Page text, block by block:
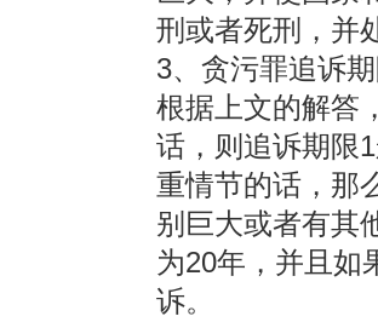
刑或者死刑，并
3、贪污罪追诉
根据上文的解答
话，则追诉期限
重情节的话，那
别巨大或者有其
为20年，并且如
诉。